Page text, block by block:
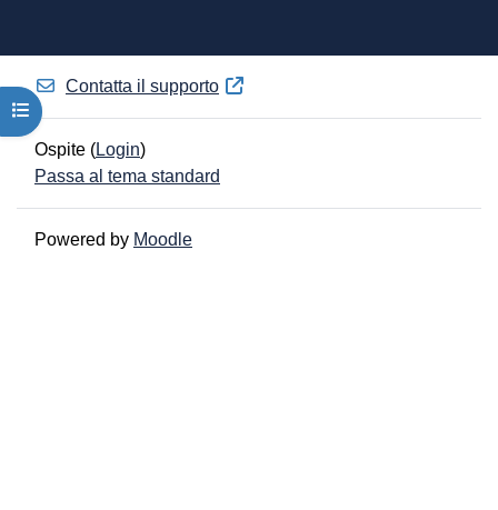
Apri indice del corso
Contatta il supporto
Ospite (Login)
Passa al tema standard
Powered by Moodle